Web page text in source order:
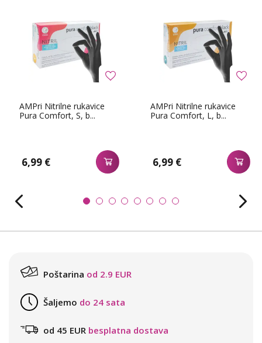
AMPri Nitrilne rukavice
Pura Comfort, S, b...
6,99 €
AMPri Nitrilne rukavice
Pura Comfort, L, b...
6,99 €
Poštarina od 2.9 EUR
Šaljemo do 24 sata
od 45 EUR besplatna dostava